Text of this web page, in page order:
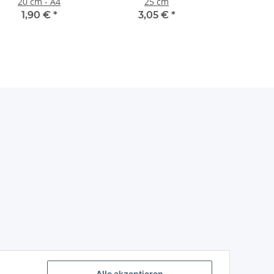
1,90 € *
3,05 € *